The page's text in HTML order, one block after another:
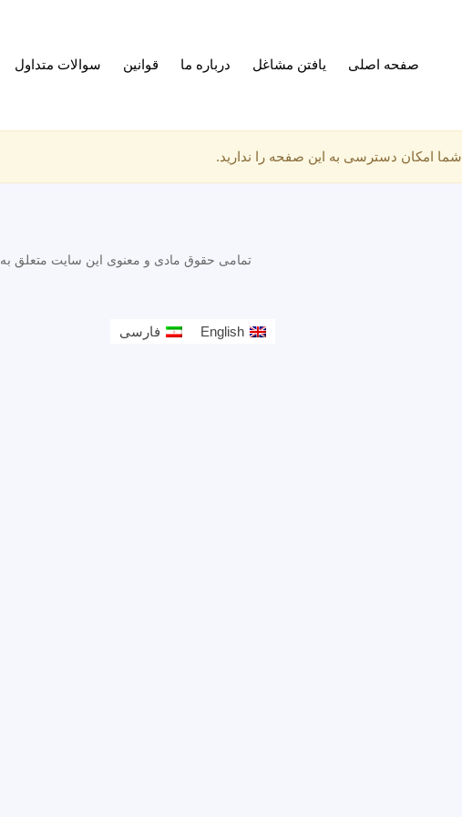
صفحه اصلی یافتن مشاغل درباره ما قوانین سوالات متداول
شما امکان دسترسی به این صفحه را ندارید.
تمامی حقوق مادی و معنوی این سایت متعلق به
English فارسی